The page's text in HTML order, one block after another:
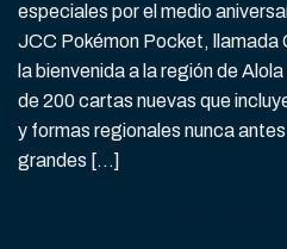
especiales por el medio
JCC Pokémon Pocket, llamada
la bienvenida a la región de Alola
de 200 cartas nuevas que
y formas regionales nunca
grandes […]